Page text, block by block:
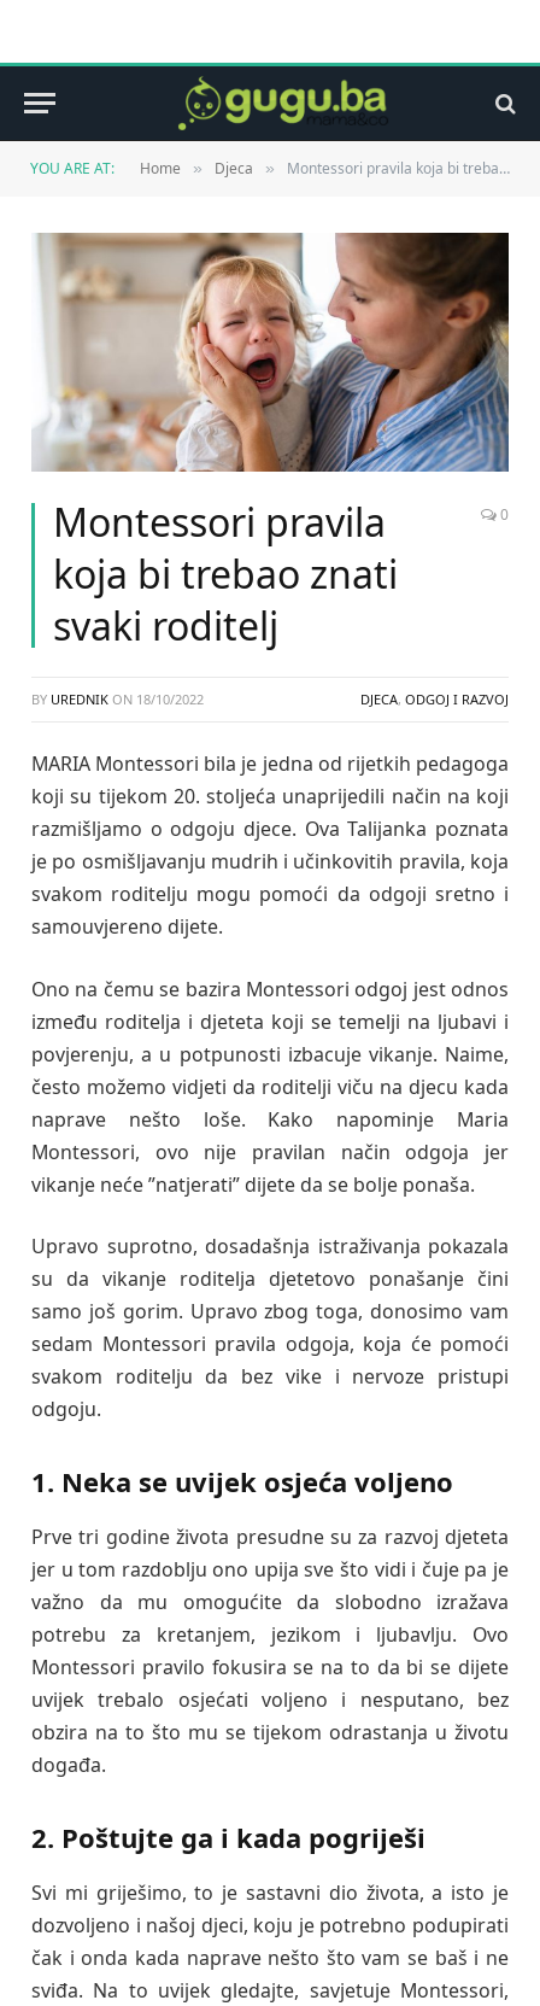
YOU ARE AT: Home » Djeca » Montessori pravila koja bi trebao znati svaki roditelj
Montessori pravila
koja bi trebao znati
svaki roditelj
0
BY UREDNIK ON 18/10/2022 DJECA, ODGOJ I RAZVOJ
MARIA Montessori bila je jedna od rijetkih pedagoga
koji su tijekom 20. stoljeća unaprijedili način na koji
razmišljamo o odgoju djece. Ova Talijanka poznata
je po osmišljavanju mudrih i učinkovitih pravila, koja
svakom roditelju mogu pomoći da odgoji sretno i
samouvjereno dijete.
Ono na čemu se bazira Montessori odgoj jest odnos
između roditelja i djeteta koji se temelji na ljubavi i
povjerenju, a u potpunosti izbacuje vikanje. Naime,
često možemo vidjeti da roditelji viču na djecu kada
naprave nešto loše. Kako napominje Maria
Montessori, ovo nije pravilan način odgoja jer
vikanje neće ”natjerati” dijete da se bolje ponaša.
Upravo suprotno, dosadašnja istraživanja pokazala
su da vikanje roditelja djetetovo ponašanje čini
samo još gorim. Upravo zbog toga, donosimo vam
sedam Montessori pravila odgoja, koja će pomoći
svakom roditelju da bez vike i nervoze pristupi
odgoju.
1. Neka se uvijek osjeća voljeno
Prve tri godine života presudne su za razvoj djeteta
jer u tom razdoblju ono upija sve što vidi i čuje pa je
važno da mu omogućite da slobodno izražava
potrebu za kretanjem, jezikom i ljubavlju. Ovo
Montessori pravilo fokusira se na to da bi se dijete
uvijek trebalo osjećati voljeno i nesputano, bez
obzira na to što mu se tijekom odrastanja u životu
događa.
2. Poštujte ga i kada pogriješi
Svi mi griješimo, to je sastavni dio života, a isto je
dozvoljeno i našoj djeci, koju je potrebno podupirati
čak i onda kada naprave nešto što vam se baš i ne
sviđa. Na to uvijek gledajte, savjetuje Montessori,